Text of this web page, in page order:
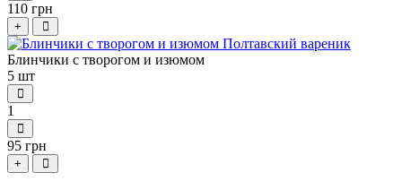
110 грн
+
Блинчики с творогом и изюмом
5 шт
1
95 грн
+